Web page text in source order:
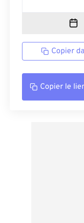
Copier
Copier le